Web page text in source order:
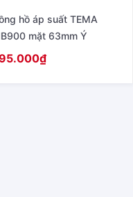
hồ áp suất TEMA
mặt 63mm Ý
₫